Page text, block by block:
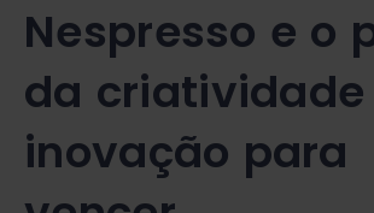
Nespresso e o
da
inovação para